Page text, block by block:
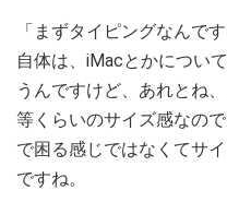
「まずタイピングなんで
自体は、iMacとかについ
うんですけど、あれとね
等くらいのサイズ感なの
で困る感じではなくてサ
ですね。